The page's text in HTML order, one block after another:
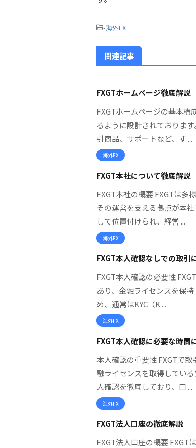
-海外FX
関連記事
FXGTホームページ徹底解説
FXGTホームページの基本構
るように設計されておりま
引商品、サポートなど、す ...
海外FX
FXGT本社について徹底解説
FXGT本社の概要 FXGTは多
その運営を支える拠点が本
して位置付けられ、経営 ...
海外FX
FXGT本人確認なしでの取引
FXGT本人確認の必要性
あり、金融ライセンスを保
め、通常はKYC（K ...
海外FX
FXGT本人確認に必要な時間
本人確認の重要性 FXGTで
融ライセンスを取得してい
人確認を徹底しており、口 ...
海外FX
FXGT法人口座の徹底解説
FXGT法人口座の概要 FXGT